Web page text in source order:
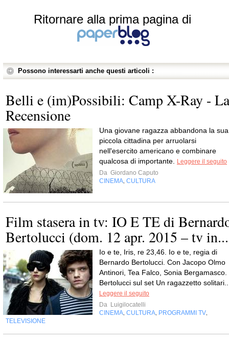
Ritornare alla prima pagina di
Possono interessarti anche questi articoli :
Belli e (im)Possibili: Camp X-Ray - La
Recensione
Una giovane ragazza abbandona la sua
piccola cittadina per arruolarsi
nell'esercito americano e combinare
qualcosa di importante.
Leggere il seguito
Da Giordano Caputo
CINEMA CULTURA
Film stasera in tv: IO E TE di
Bertolucci (dom. 12 apr. 2015 – tv in...
Io e te, Iris, re 23,46. Io e te, regia di
Bernardo Bertolucci. Con Jacopo Olmo
Antinori, Tea Falco, Sonia Bergamasco.
Bertolucci sul set Un ragazzetto
Leggere il seguito
Da Luigilocatelli
CINEMA CULTURA PROGRAMMI TV
TELEVISIONE